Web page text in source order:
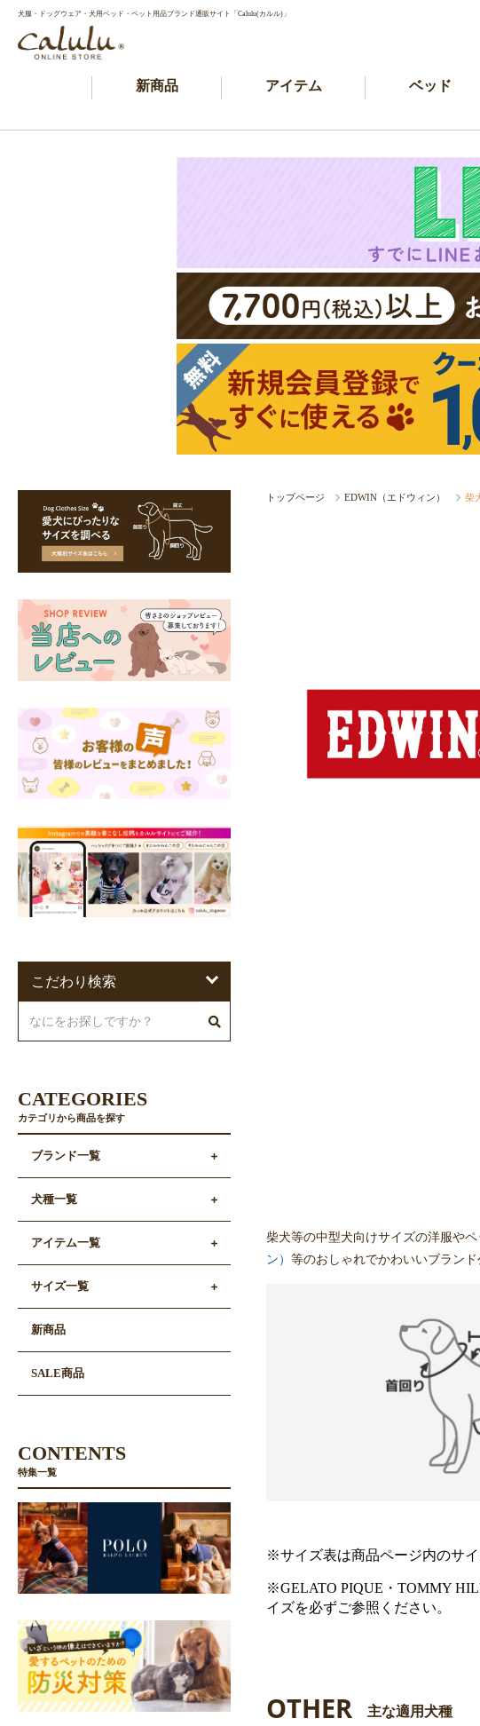
犬服・ドッグウェア・犬用ベッド・ペット用品ブランド通販サイト「Calulu(カルル)」
新商品 アイテム ベッド
トップページ EDWIN（エドウィン） 柴
柴犬等の中型犬向けサイズの洋服やペ
ン） 等のおしゃれでかわいいブラン
※サイズ表は商品ページ内のサ
※GELATO PIQUE・TOMMY
イズを必ずご参照ください。
OTHER 主な適用犬種
こだわり検索
CATEGORIES
カテゴリから商品を探す
ブランド一覧
犬種一覧
アイテム一覧
サイズ一覧
新商品
SALE商品
CONTENTS
特集一覧